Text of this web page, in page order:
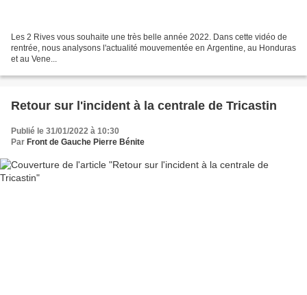
Les 2 Rives vous souhaite une très belle année 2022. Dans cette vidéo de
rentrée, nous analysons l'actualité mouvementée en Argentine, au Honduras
et au Vene...
Retour sur l'incident à la centrale de Tricastin
Publié le 31/01/2022 à 10:30
Par Front de Gauche Pierre Bénite